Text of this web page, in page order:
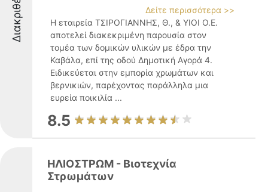
Δείτε περισσότερα >>
Η εταιρεία ΤΣΙΡΟΓΙΑΝΝΗΣ, Θ., & ΥΙΟΙ Ο.Ε.
αποτελεί διακεκριμένη παρουσία στον
τομέα των δομικών υλικών με έδρα την
Καβάλα, επί της οδού Δημοτική Αγορά 4.
Ειδικεύεται στην εμπορία χρωμάτων και
βερνικιών, παρέχοντας παράλληλα μια
ευρεία ποικιλία ...
8.5
ΗΛΙΟΣΤΡΩΜ - Βιοτεχνία
Στρωμάτων